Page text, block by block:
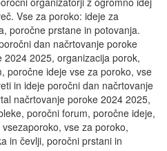
Vse za poroko: ideje za
poročne prstane in potovanja.
dan načrtovanje poroke
2025, organizacija porok,
poročne ideje vse za poroko, vse
in ideje poročni dan načrtovanje
načrtovanje poroke 2024 2025,
poročni forum, poročne ideje,
vse za poroko,
in čevlji, poročni prstani in